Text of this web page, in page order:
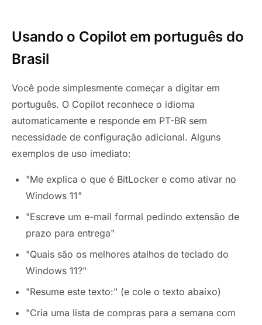
Usando o Copilot em português do
Brasil
Você pode simplesmente começar a digitar em
português. O Copilot reconhece o idioma
automaticamente e responde em PT-BR sem
necessidade de configuração adicional. Alguns
exemplos de uso imediato:
"Me explica o que é BitLocker e como ativar no
Windows 11"
"Escreve um e-mail formal pedindo extensão de
prazo para entrega"
"Quais são os melhores atalhos de teclado do
Windows 11?"
"Resume este texto:" (e cole o texto abaixo)
"Cria uma lista de compras para a semana com